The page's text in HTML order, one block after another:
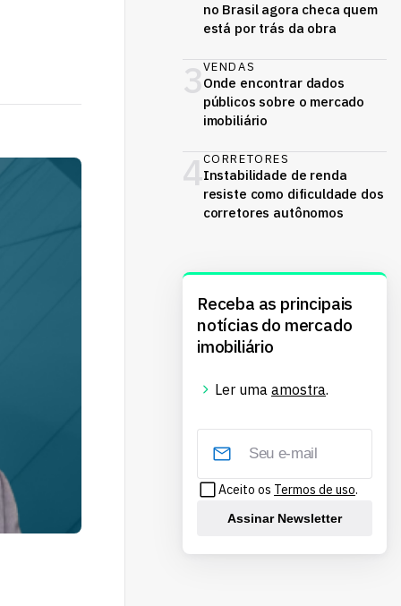
no Brasil agora checa quem
está por trás da obra
3VENDAS
Onde encontrar dados
públicos sobre o mercado
imobiliário
4CORRETORES
Instabilidade de renda
resiste como dificuldade dos
corretores autônomos
Receba as principais
notícias do mercado
imobiliário
Ler uma amostra.
Aceito os Termos de uso.
Assinar Newsletter